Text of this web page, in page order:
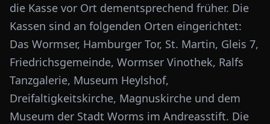
die Kasse vor Ort dementsprechend früher. Die
Kassen sind an folgenden Orten eingerichtet:
Das Wormser, Hamburger Tor, St. Martin, Gleis 7,
Friedrichsgemeinde, Wormser Vinothek, Ralfs
Tanzgalerie, Museum Heylshof,
Dreifaltigkeitskirche, Magnuskirche und dem
Museum der Stadt Worms im Andreasstift. Die